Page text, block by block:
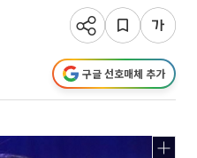
구글 선호매체 추가